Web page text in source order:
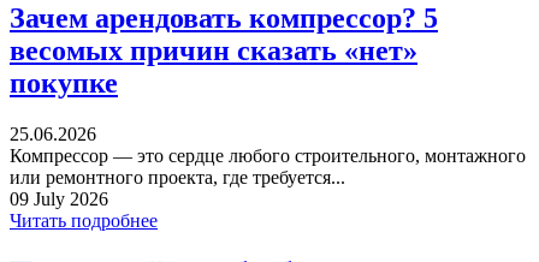
Зачем арендовать компрессор? 5
весомых причин сказать «нет»
покупке
25.06.2026
Компрессор — это сердце любого строительного, монтажного
или ремонтного проекта, где требуется...
09 July 2026
Читать подробнее